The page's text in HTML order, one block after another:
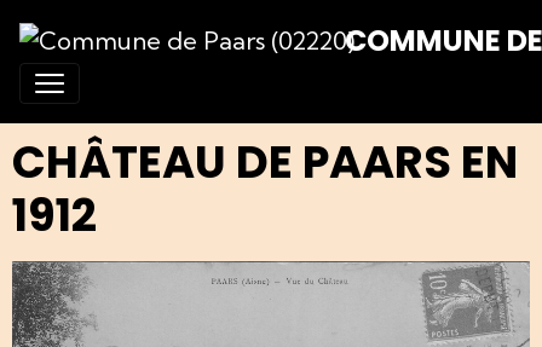
COMMUNE
CHÂTEAU DE PAARS EN
1912